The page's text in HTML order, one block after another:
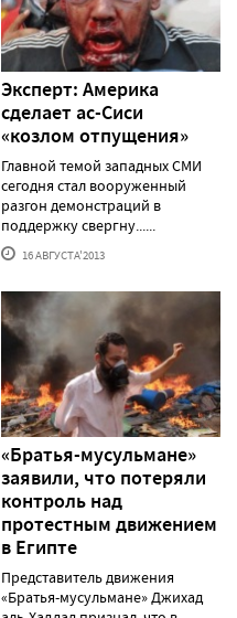
Эксперт: Америка
сделает ас-Сиси
«козлом отпущения»
Главной темой западных СМИ
сегодня стал вооруженный
разгон демонстраций в
поддержку свергну......
16 АВГУСТА'2013
«Братья-мусульмане»
заявили, что потеряли
контроль над
протестным движением
в Египте
Представитель движения
«Братья-мусульмане» Джихад